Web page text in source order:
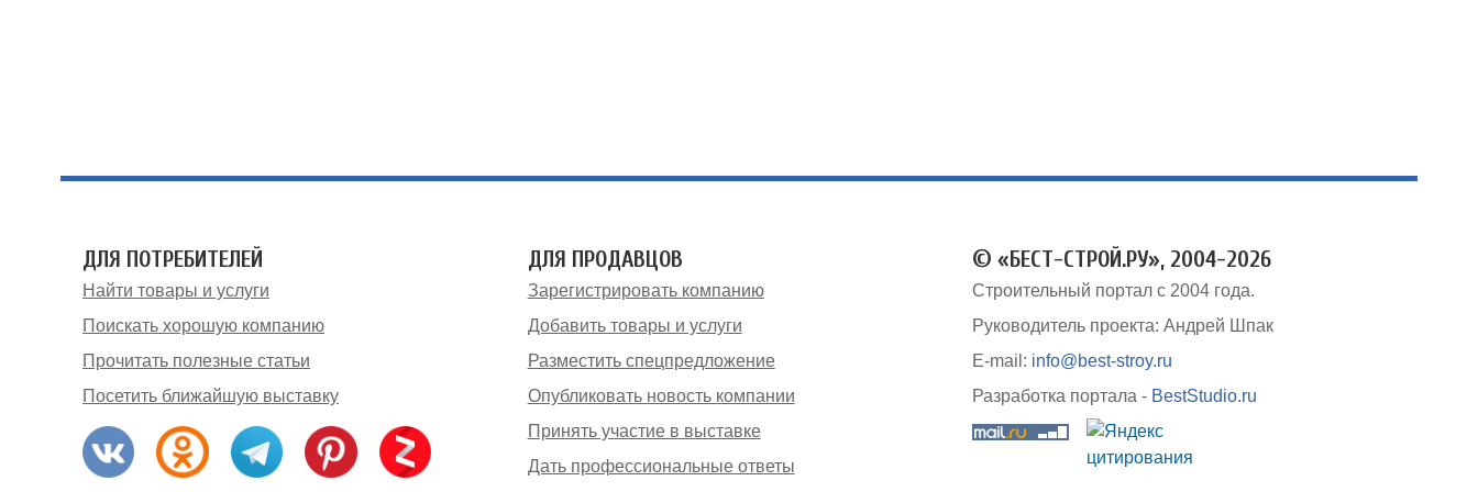
ДЛЯ ПОТРЕБИТЕЛЕЙ
Найти товары и услуги
Поискать хорошую компанию
Прочитать полезные статьи
Посетить ближайшую выставку
ДЛЯ ПРОДАВЦОВ
Зарегистрировать компанию
Добавить товары и услуги
Разместить спецпредложение
Опубликовать новость компании
Принять участие в выставке
Дать профессиональные ответы
© «БЕСТ-СТРОЙ.РУ», 2004-2026
Строительный портал с 2004 года.
Руководитель проекта: Андрей Шпак
E-mail: info@best-stroy.ru
Разработка портала - BestStudio.ru